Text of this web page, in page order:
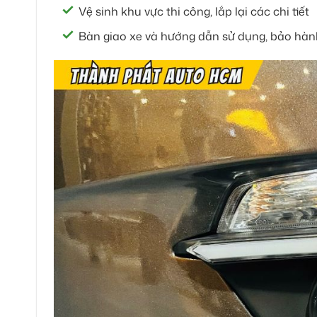
Vệ sinh khu vực thi công, lắp lại các chi tiết
Bàn giao xe và hướng dẫn sử dụng, bảo